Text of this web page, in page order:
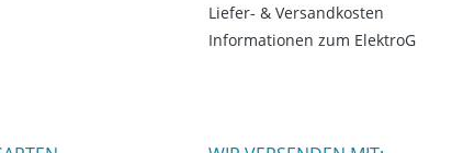
Liefer- & Versandkosten
Informationen zum ElektroG